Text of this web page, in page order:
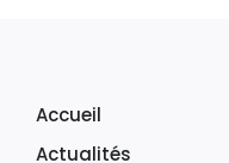
Accueil
Actualités